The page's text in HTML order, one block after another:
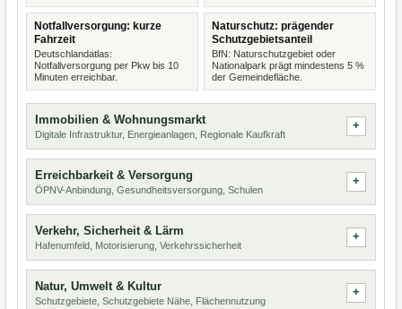
Notfallversorgung: kurze
Fahrzeit
Deutschlandatlas:
Notfallversorgung per Pkw bis 10
Minuten erreichbar.
Naturschutz: prägender
Schutzgebietsanteil
BfN: Naturschutzgebiet oder
Nationalpark prägt mindestens 5 %
der Gemeindefläche.
Immobilien & Wohnungsmarkt
Digitale Infrastruktur, Energieanlagen, Regionale Kaufkraft
Erreichbarkeit & Versorgung
ÖPNV-Anbindung, Gesundheitsversorgung, Schulen
Verkehr, Sicherheit & Lärm
Hafenumfeld, Motorisierung, Verkehrssicherheit
Natur, Umwelt & Kultur
Schutzgebiete, Schutzgebiete Nähe, Flächennutzung